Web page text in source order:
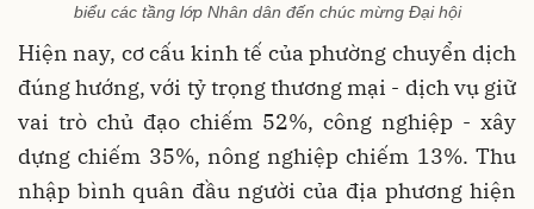
biểu các tầng lớp Nhân dân đến chúc mừng Đại hội
Hiện nay, cơ cấu kinh tế của phường chuyển dịch
đúng hướng, với tỷ trọng thương mại - dịch vụ giữ
vai trò chủ đạo chiếm 52%, công nghiệp - xây
dựng chiếm 35%, nông nghiệp chiếm 13%. Thu
nhập bình quân đầu người của địa phương hiện